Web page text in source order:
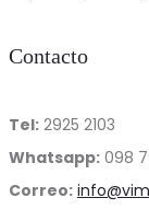
Contacto
Tel: 2925 2103
Whatsapp: 098
Correo: